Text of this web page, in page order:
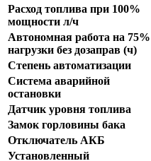
Расход топлива при 100%
мощности л/ч
Автономная работа на 75%
нагрузки без дозаправ (ч)
Степень автоматизации
Система аварийной
остановки
Датчик уровня топлива
Замок горловины бака
Отключатель АКБ
Установленный